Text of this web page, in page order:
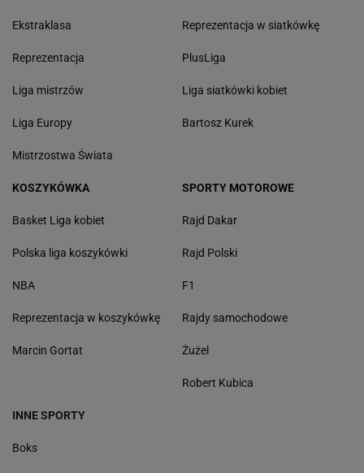
Ekstraklasa
Reprezentacja
Liga mistrzów
Liga Europy
Mistrzostwa Świata
Reprezentacja w siatkówkę
PlusLiga
Liga siatkówki kobiet
Bartosz Kurek
KOSZYKÓWKA
Basket Liga kobiet
Polska liga koszykówki
NBA
Reprezentacja w koszykówkę
Marcin Gortat
SPORTY MOTOROWE
Rajd Dakar
Rajd Polski
F1
Rajdy samochodowe
Żużel
Robert Kubica
INNE SPORTY
Boks